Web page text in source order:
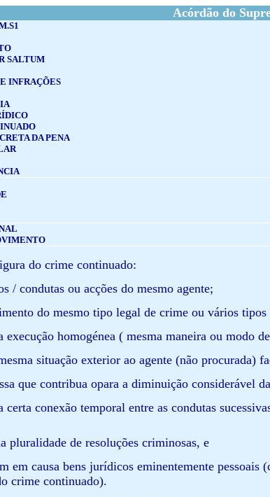
Acórdão do
SALTUM
INFRAÇÕES
DA PENA
do crime continuado:
/ condutas ou acções do mesmo agente;
do mesmo tipo legal de crime ou vários
execução homogénea ( mesma maneira ou modo
situação exterior ao agente (não procurada)
que contribua opara a diminuição considerável
certa conexão temporal entre as condutas
pluralidade de resoluções criminosas, e
em causa bens jurídicos eminentemente
crime continuado).